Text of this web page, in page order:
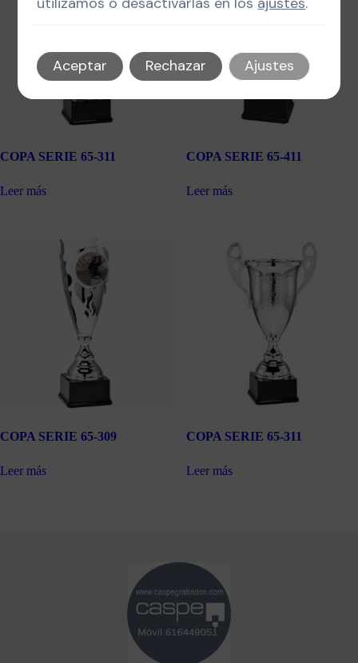
COPA SERIE 65-311
Leer más
COPA SERIE 65-411
Leer más
COPA SERIE 65-309
Leer más
COPA SERIE 65-311
Leer más
Aceptar Rechazar Ajustes